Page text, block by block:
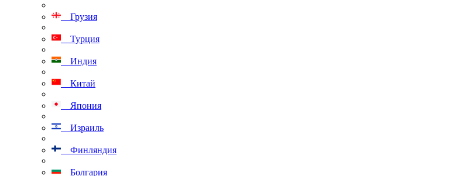
Грузия
Турция
Индия
Китай
Япония
Израиль
Финляндия
Болгария